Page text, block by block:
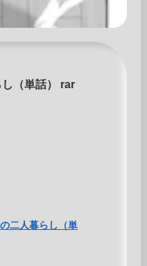
（単話） rar
二人暮らし（単